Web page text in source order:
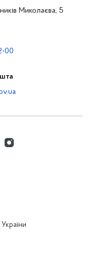
Миколаєва, 5
00